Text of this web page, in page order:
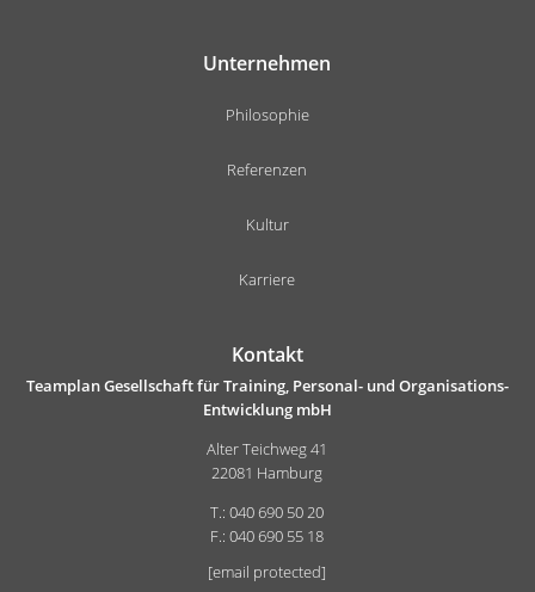
Unternehmen
Philosophie
Referenzen
Kultur
Karriere
Kontakt
Teamplan Gesellschaft für Training, Personal- und Organisations-
Entwicklung mbH
Alter Teichweg 41
22081 Hamburg
T.: 040 690 50 20
F.: 040 690 55 18
[email protected]